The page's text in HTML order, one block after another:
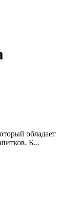
обладает
Б...